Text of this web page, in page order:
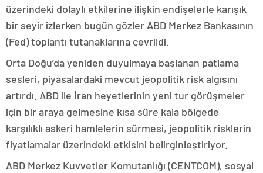
üzerindeki dolaylı etkilerine ilişkin endişelerle karışık
bir seyir izlerken bugün gözler ABD Merkez Bankasının
(Fed) toplantı tutanaklarına çevrildi.
Orta Doğu’da yeniden duyulmaya başlanan patlama
sesleri, piyasalardaki mevcut jeopolitik risk algısını
artırdı. ABD ile İran heyetlerinin yeni tur görüşmeler
için bir araya gelmesine kısa süre kala bölgede
karşılıklı askeri hamlelerin sürmesi, jeopolitik risklerin
fiyatlamalar üzerindeki etkisini belirginleştiriyor.
ABD Merkez Kuvvetler Komutanlığı (CENTCOM), sosyal